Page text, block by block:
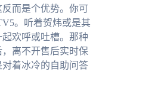
而是个优势。你可
。听着贺炜或是其
欢呼或吐槽。那种
离不开售后实时保
着冰冷的自助问答